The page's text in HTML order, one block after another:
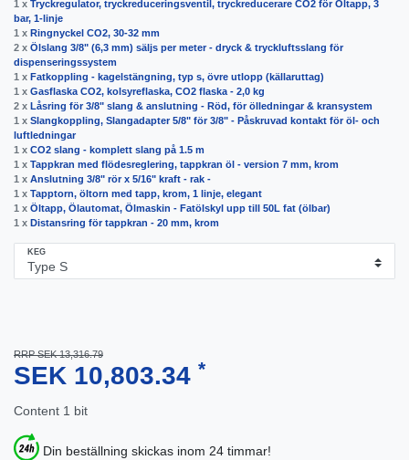
1 x Tryckregulator, tryckreduceringsventil, tryckreducerare CO2 för Öltapp, 3
bar, 1-linje
1 x Ringnyckel CO2, 30-32 mm
2 x Ölslang 3/8" (6,3 mm) säljs per meter - dryck & tryckluftsslang för
dispenseringssystem
1 x Fatkoppling - kagelstängning, typ s, övre utlopp (källaruttag)
1 x Gasflaska CO2, kolsyreflaska, CO2 flaska - 2,0 kg
2 x Låsring för 3/8" slang & anslutning - Röd, för ölledningar & kransystem
1 x Slangkoppling, Slangadapter 5/8" för 3/8" - Påskruvad kontakt för öl- och
luftledningar
1 x CO2 slang - komplett slang på 1.5 m
1 x Tappkran med flödesreglering, tappkran öl - version 7 mm, krom
1 x Anslutning 3/8" rör x 5/16" kraft - rak -
1 x Tapptorn, öltorn med tapp, krom, 1 linje, elegant
1 x Öltapp, Ölautomat, Ölmaskin - Fatölskyl upp till 50L fat (ölbar)
1 x Distansring för tappkran - 20 mm, krom
KEG
RRP SEK 13,316.79
SEK 10,803.34 *
Content 1 bit
Din beställning skickas inom 24 timmar!